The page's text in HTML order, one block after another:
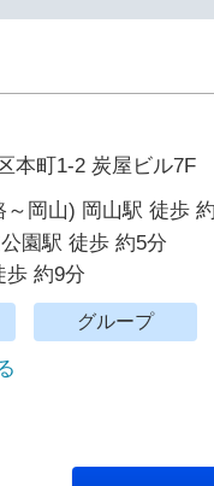
本町1-2 炭屋ビル7F
岡山) 岡山駅 徒歩
園駅 徒歩 約5分
歩 約9分
グループ